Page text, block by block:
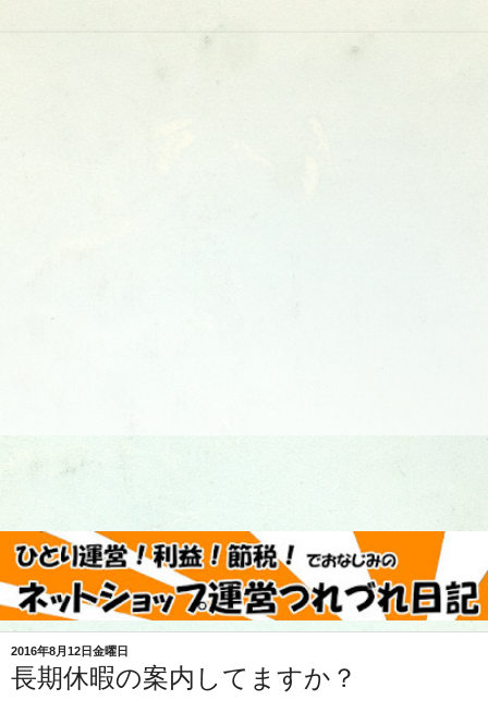
2016年8月12日金曜日
長期休暇の案内してますか？